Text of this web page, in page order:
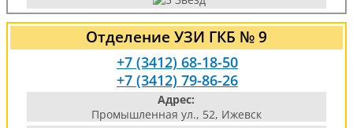
Отделение УЗИ ГКБ № 9
+7 (3412) 68-18-50
+7 (3412) 79-86-26
Адрес:
Промышленная ул., 52, Ижевск